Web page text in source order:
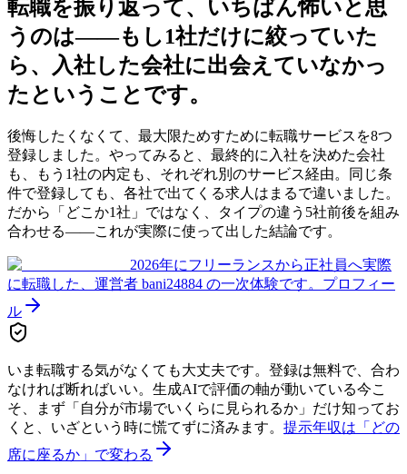
転職を振り返って、いちばん怖いと思
うのは——もし1社だけに絞っていた
ら、入社した会社に出会えていなかっ
た ということです。
後悔したくなくて、最大限ためすために転職サービスを8つ
登録しました。やってみると、最終的に入社を決めた会社
も、もう1社の内定も、それぞれ別のサービス経由。同じ条
件で登録しても、各社で出てくる求人はまるで違いました。
だから「どこか1社」ではなく、タイプの違う5社前後を組み
合わせる——これが実際に使って出した結論です。
2026年にフリーランスから正社員へ実際
に転職した、運営者 bani24884 の一次体験です。 プロフィー
ル
いま転職する気がなくても大丈夫です。登録は無料で、合わ
なければ断ればいい。生成AIで評価の軸が動いている今こ
そ、まず「自分が市場でいくらに見られるか」だけ知ってお
くと、いざという時に慌てずに済みます。 提示年収は「どの
席に座るか」で変わる